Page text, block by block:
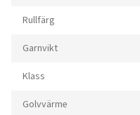
Rullfärg
Garnvikt
Klass
Golvvärme